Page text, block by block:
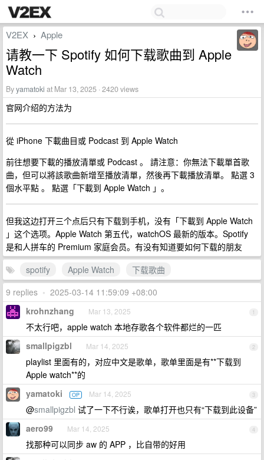
V2EX › Apple
请教一下 Spotify 如何下载歌曲到 Apple
Watch
Byyamatoki at Mar 13, 2025 · 2420 views
官网介绍的方法为
從 iPhone 下載曲目或 Podcast 到 Apple Watch
前往想要下載的播放清單或 Podcast 。 請注意：你無法下載單首歌
曲，但可以將該歌曲新增至播放清單，然後再下載播放清單。 點選 3
個水平點 。 點選「下載到 Apple Watch 」。
但我这边打开三个点后只有下载到手机，没有「下載到 Apple Watch
」这个选项。Apple Watch 第五代，watchOS 最新的版本。Spotify
是和人拼车的 Premium 家庭会员。有没有知道要如何下载的朋友
spotify
Apple Watch
下载歌曲
9 replies • 2025-03-14 11:59:09 +08:00
1
krohnzhang Mar 13, 2025
不太行吧，apple watch 本地存歌各个软件都烂的一匹
2
smallpigzbl Mar 14, 2025
playlist 里面有的，对应中文是歌单，歌单里面是有**下载到
Apple watch**的
3
yamatoki OP Mar 14, 2025
@smallpigzbl 试了一下不行诶，歌单打开也只有“下载到此设备”
4
aero99 Mar 14, 2025
找那种可以同步 aw 的 APP ，比自带的好用